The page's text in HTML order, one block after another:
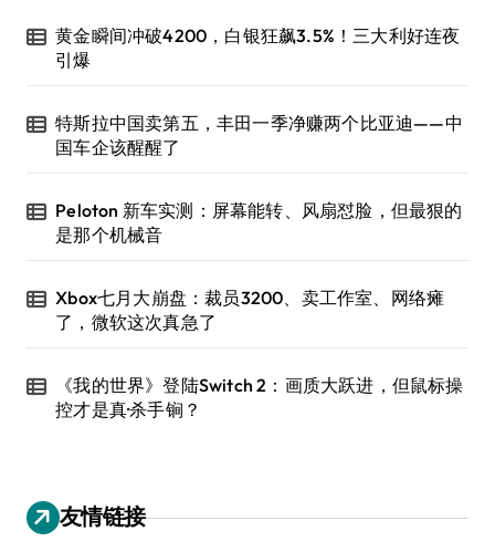
黄金瞬间冲破4200，白银狂飙3.5%！三大利好连夜
引爆
特斯拉中国卖第五，丰田一季净赚两个比亚迪——中
国车企该醒醒了
Peloton 新车实测：屏幕能转、风扇怼脸，但最狠的
是那个机械音
Xbox七月大崩盘：裁员3200、卖工作室、网络瘫
了，微软这次真急了
《我的世界》登陆Switch 2：画质大跃进，但鼠标操
控才是真·杀手锏？
友情链接